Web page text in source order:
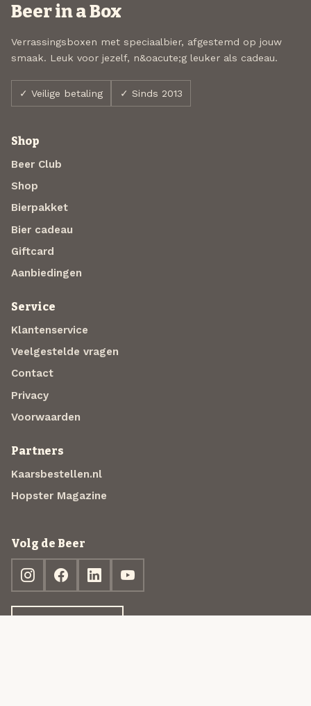
Beer in a Box
Verrassingsboxen met speciaalbier, afgestemd op jouw
smaak. Leuk voor jezelf, n&oacute;g leuker als cadeau.
✓ Veilige betaling ✓ Sinds 2013
Shop
Beer Club
Shop
Bierpakket
Bier cadeau
Giftcard
Aanbiedingen
Service
Klantenservice
Veelgestelde vragen
Contact
Privacy
Voorwaarden
Partners
Kaarsbestellen.nl
Hopster Magazine
Volg de Beer